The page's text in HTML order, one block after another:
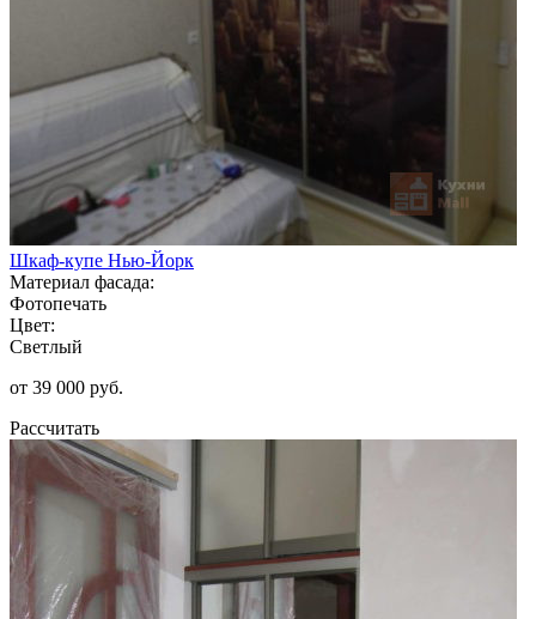
Шкаф-купе Нью-Йорк
Материал фасада:
Фотопечать
Цвет:
Светлый
от 39 000 руб.
Рассчитать